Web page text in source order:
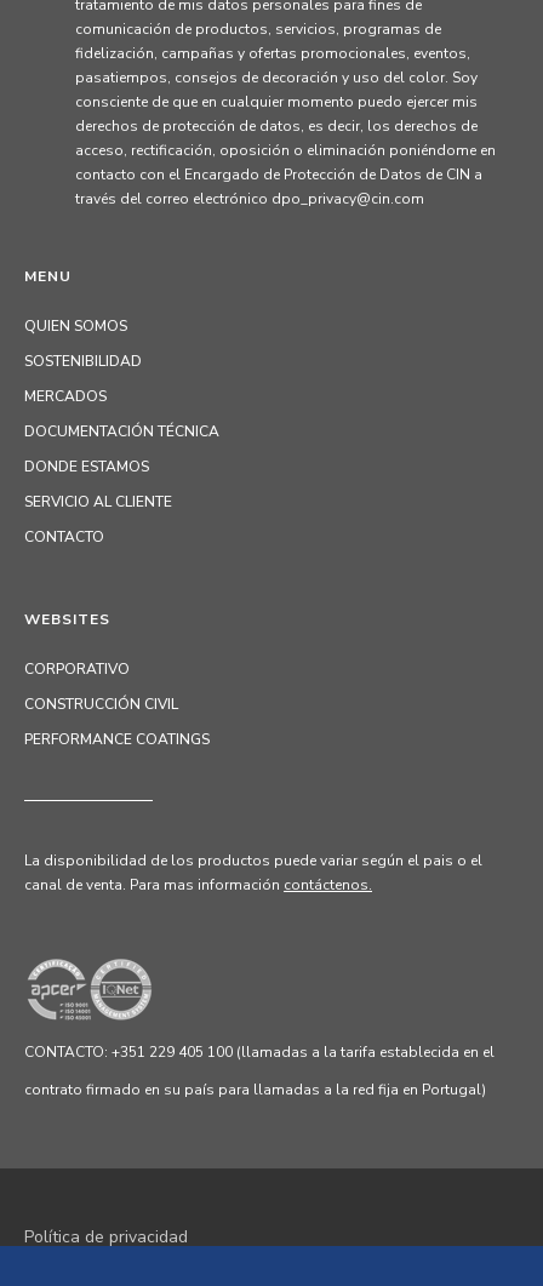
MENU
QUIEN SOMOS
SOSTENIBILIDAD
MERCADOS
DOCUMENTACIÓN TÉCNICA
DONDE ESTAMOS
SERVICIO AL CLIENTE
CONTACTO
tratamiento de mis datos personales para fines de
comunicación de productos, servicios, programas de
fidelización, campañas y ofertas promocionales, eventos,
pasatiempos, consejos de decoración y uso del color. Soy
consciente de que en cualquier momento puedo ejercer mis
derechos de protección de datos, es decir, los derechos de
acceso, rectificación, oposición o eliminación poniéndome en
contacto con el Encargado de Protección de Datos de CIN a
través del correo electrónico dpo_privacy@cin.com
WEBSITES
CORPORATIVO
CONSTRUCCIÓN CIVIL
PERFORMANCE COATINGS
La disponibilidad de los productos puede variar según el pais o el
canal de venta. Para mas información contáctenos.
CONTACTO: +351 229 405 100 (llamadas a la tarifa establecida en el
contrato firmado en su país para llamadas a la red fija en Portugal)
Política de privacidad